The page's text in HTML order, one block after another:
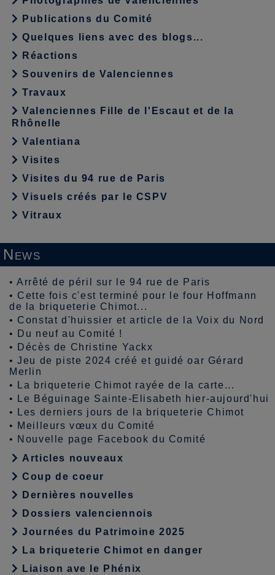
Publications du Comité
Quelques liens avec des blogs...
Réactions
Souvenirs de Valenciennes
Travaux
Valenciennes Fille de l'Escaut et de la
Rhônelle
Valentiana
Visites
Visites du 94 rue de Paris
Visuels créés par le CSPV
Vitraux
News
•Arrêté de péril sur le 94 rue de Paris
• Cette fois c'est terminé pour le four Hoffmann
de la briqueterie Chimot...
• Constat d'huissier et article de la Voix du Nord
•
Du neuf au Comité !
•
Décès de Christine Yackx
•Jeu de piste 2024 créé et guidé oar Gérard
Merlin
•
La briqueterie Chimot rayée de la carte...
•
Le Béguinage Sainte-Elisabeth hier-aujourd'hui
•
Les derniers jours de la briqueterie Chimot
• Meilleurs vœux du Comité
• Nouvelle page Facebook du Comité
Articles nouveaux
Coup de coeur
Dernières nouvelles
Dossiers valenciennois
Journées du Patrimoine 2025
La briqueterie Chimot en danger
Liaison ave le Phénix